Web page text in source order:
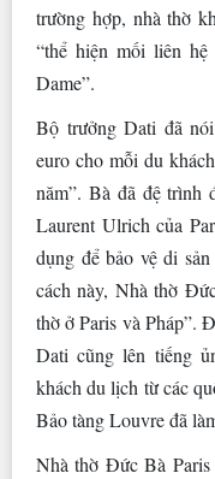
trường hợp, nhà thờ
“thể hiện mối liên
Dame”.
Bộ trưởng Dati đã
euro cho mỗi du
năm”. Bà đã đệ trình
Laurent Ulrich của
dụng để bảo vệ di
cách này, Nhà thờ
thờ ở Paris và Pháp”.
Dati cũng lên tiếng
khách du lịch từ các
Bảo tàng Louvre đã
Nhà thờ Đức Bà